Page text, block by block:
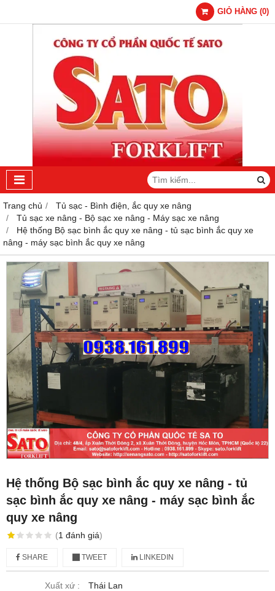
GIỎ HÀNG (0)
Trang chủ
Tủ sạc - Bình điện, ắc quy xe nâng
Tủ sạc xe nâng - Bộ sạc xe nâng - Máy sạc xe nâng
Hệ thống Bộ sạc bình ắc quy xe nâng - tủ sạc bình ắc quy xe
nâng - máy sạc bình ắc quy xe nâng
Hệ thống Bộ sạc bình ắc quy xe nâng - tủ
sạc bình ắc quy xe nâng - máy sạc bình ắc
quy xe nâng
(1 đánh giá)
SHARE TWEET LINKEDIN
Xuất xứ :
Thái Lan